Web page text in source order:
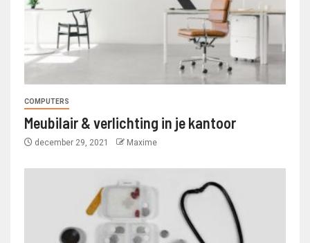
COMPUTERS
Meubilair & verlichting in je kantoor
december 29, 2021 Maxime